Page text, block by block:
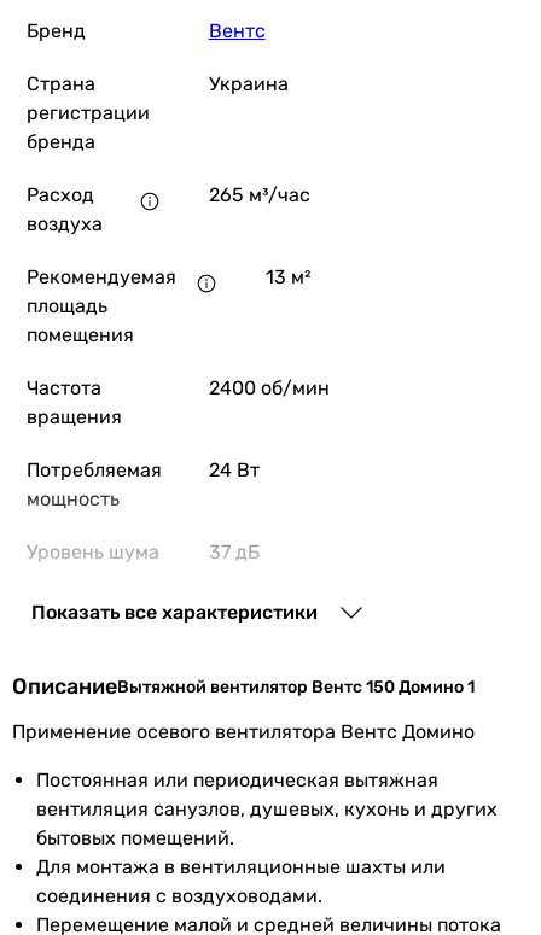
Бренд Вентс
Страна
регистрации
бренда
Украина
Расход
воздуха
265 м³/час
Рекомендуемая
площадь
помещения
13 м²
Частота
вращения
2400 об/мин
Потребляемая
мощность
24 Вт
Уровень шума
37 дБ
вентилятора
осевой
Дополнительно декоративная панель
Максимальная
40 °C
Показать все характеристики
ОписаниеВытяжной вентилятор Вентс 150 Домино 1
Применение осевого вентилятора Вентс Домино
Постоянная или периодическая вытяжная
вентиляция санузлов, душевых, кухонь и других
бытовых помещений.
Для монтажа в вентиляционные шахты или
соединения с воздуховодами.
Перемещение малой и средней величины потока